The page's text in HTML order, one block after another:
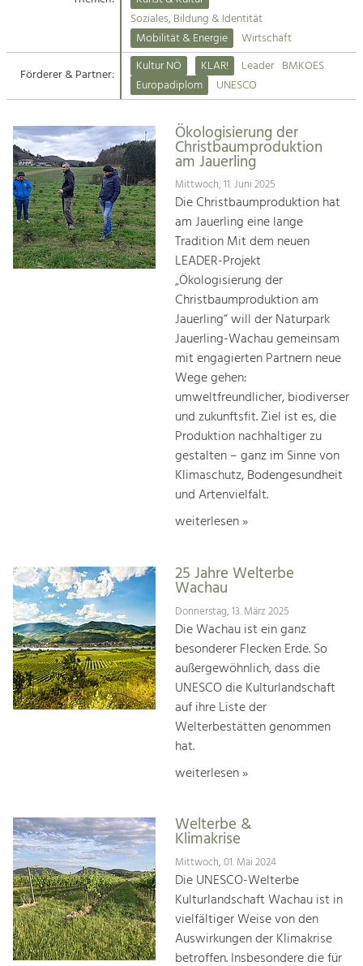
Suche
Impressum
Kontakt
Angebotsentwicklung und
Handwerk, Wissenschaft und Forschung.
Soziales, Bildung &
Identität
Gleichberechtigung, Jugend und
Integration
Mobilität & Energie
Klimawandel, öffentlicher Verkehr und
Steigerung regionaler Wertschöpfung
Soziales, Bildung & Identität
Mobilität & Energie
Wirtschaft
Förderer & Partner:
Kultur NÖ KLAR! Leader BMKOES
Europadiplom
UNESCO
Ökologisierung der
Christbaumproduktion
am Jauerling
Mittwoch, 11. Juni 2025
Die Christbaumproduktion hat
am Jauerling eine lange
Tradition Mit dem neuen
LEADER-Projekt
„Ökologisierung der
Christbaumproduktion am
Jauerling“ will der Naturpark
Jauerling-Wachau gemeinsam
mit engagierten Partnern neue
Wege gehen:
umweltfreundlicher, biodiverser
und zukunftsfit. Ziel ist es, die
Produktion nachhaltiger zu
gestalten – ganz im Sinne von
Klimaschutz, Bodengesundheit
und Artenvielfalt.
weiterlesen »
25 Jahre Welterbe
Wachau
Donnerstag, 13. März 2025
Die Wachau ist ein ganz
besonderer Flecken Erde. So
außergewöhnlich, dass die
UNESCO die Kulturlandschaft
auf ihre Liste der
Welterbestätten genommen
hat.
weiterlesen »
Welterbe &
Klimakrise
Mittwoch, 01. Mai 2024
Die UNESCO-Welterbe
Kulturlandschaft Wachau ist in
vielfältiger Weise von den
Auswirkungen der Klimakrise
betroffen. Insbesondere die für